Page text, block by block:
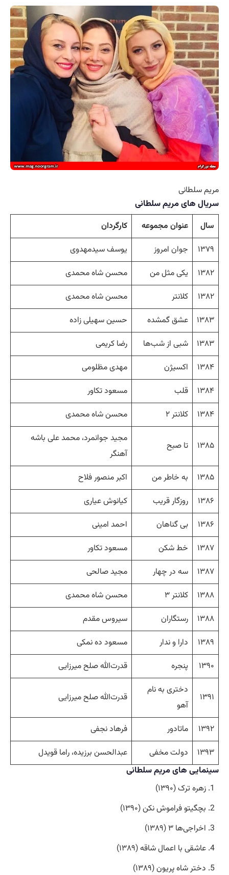
مریم سلطانی
سریال های مریم سلطانی
سال عنوان مجموعه
کارگردان
۱۳۷۹
جوان امروز
یوسف سیدمهدوی
۱۳۸۲
یکی مثل من
محسن شاه محمدی
۱۳۸۲
کلانتر
محسن شاه محمدی
۱۳۸۳
عشق گمشده
حسین سهیلی زاده
۱۳۸۳
شبی از شب‌ها
رضا کریمی
۱۳۸۴
اکسیژن
مهدی مظلومی
۱۳۸۴
قلب
مسعود تکاور
۱۳۸۴
کلانتر ۲ محسن شاه محمدی
۱۳۸۵ تا صبح
مجید جوانمرد، محمد علی باشه
آهنگر
۱۳۸۵
به خاطر من
اکبر منصور فلاح
۱۳۸۶
روزگار قریب
کیانوش عیاری
۱۳۸۶
بی گناهان
احمد امینی
۱۳۸۷
خط شکن
مسعود تکاور
۱۳۸۷
سه در چهار
مجید صالحی
۱۳۸۸
کلانتر ۳
محسن شاه محمدی
۱۳۸۸
رستگاران
سیروس مقدم
۱۳۸۹
دارا و ندار
مسعود ده نمکی
۱۳۹۰
پنجره قدرت‌الله صلح میرزایی
۱۳۹۱
دختری به نام
آهو
قدرت‌الله صلح میرزایی
۱۳۹۲ ماتادور
فرهاد نجفی
۱۳۹۳
دولت مخفی عبدالحسن برزیده، راما قویدل
سینمایی های مریم سلطانی
زهره ترک (۱۳۹۰)
بچگیتو فراموش نکن (۱۳۹۰)
اخراجی‌ها ۳ (۱۳۸۹)
عاشقی با اعمال شاقه (۱۳۸۹)
دختر شاه پریون (۱۳۸۹)